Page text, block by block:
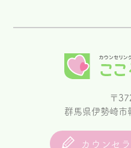
〒
群馬県伊勢崎
カウンセ